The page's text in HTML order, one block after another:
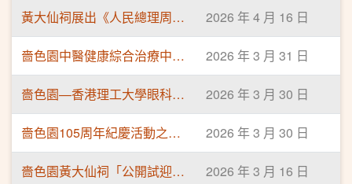
黃大仙祠展出《人民總理周恩來生平業績展》 開幕典禮完滿舉行 公眾免費入場參觀 2026 年 4 月 16 日
嗇色園中醫健康綜合治療中心（黃大仙）新增WhatsApp預約服務 2026 年 3 月 31 日
嗇色園—香港理工大學眼科視光學中心（黃大仙教學中心） 合作協議簽署儀式 2026 年 3 月 30 日
嗇色園105周年紀慶活動之系列式專題健康講座「中醫的情志管理及調護」 2026 年 3 月 30 日
嗇色園黃大仙祠「公開試迎戰之夜」 「麟閣」參拜孔子 送贈考生打氣包 2026 年 3 月 16 日